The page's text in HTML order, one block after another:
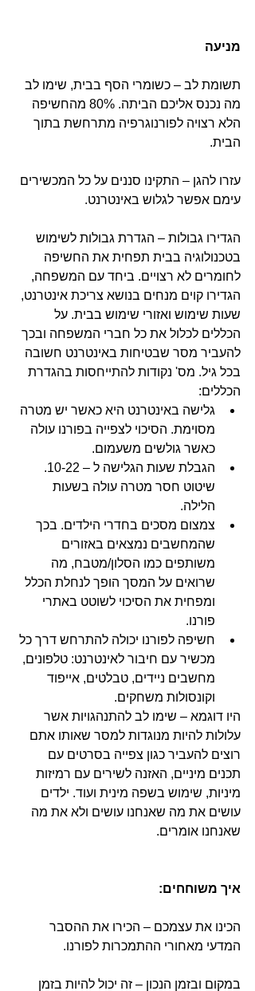
מניעה
תשומת לב – כשומרי הסף בבית, שימו לב
מה נכנס אליכם הביתה. 80% מהחשיפה
הלא רצויה לפורנוגרפיה מתרחשת בתוך
הבית.
עזרו להגן – התקינו סננים על כל המכשירים
עימם אפשר לגלוש באינטרנט.
הגדירו גבולות – הגדרת גבולות לשימוש
בטכנולוגיה בבית תפחית את החשיפה
לחומרים לא רצויים. ביחד עם המשפחה,
הגדירו קוים מנחים בנושא צריכת אינטרנט,
שעות שימוש ואזורי שימוש בבית. על
הכללים לכלול את כל חברי המשפחה ובכך
להעביר מסר שבטיחות באינטרנט חשובה
בכל גיל. מס' נקודות להתייחסות בהגדרת
הכללים:
גלישה באינטרנט היא כאשר יש מטרה
מסוימת. הסיכוי לצפייה בפורנו עולה
כאשר גולשים משעמום.
הגבלת שעות הגלישה ל – 10-22.
שיטוט חסר מטרה עולה בשעות
הלילה.
צמצום מסכים בחדרי הילדים. בכך
שהמחשבים נמצאים באזורים
משותפים כמו הסלון/מטבח, מה
שרואים על המסך הופך לנחלת הכלל
ומפחית את הסיכוי לשוטט באתרי
פורנו.
חשיפה לפורנו יכולה להתרחש דרך כל
מכשיר עם חיבור לאינטרנט: טלפונים,
מחשבים ניידים, טבלטים, אייפוד
וקונסולות משחקים.
היו דוגמא – שימו לב להתנהגויות אשר
עלולות להיות מנוגדות למסר שאותו אתם
רוצים להעביר כגון צפייה בסרטים עם
תכנים מיניים, האזנה לשירים עם רמיזות
מיניות, שימוש בשפה מינית ועוד. ילדים
עושים את מה שאנחנו עושים ולא את מה
שאנחנו אומרים.
איך משוחחים:
הכינו את עצמכם – הכירו את ההסבר
המדעי מאחורי ההתמכרות לפורנו.
במקום ובזמן הנכון – זה יכול להיות בזמן